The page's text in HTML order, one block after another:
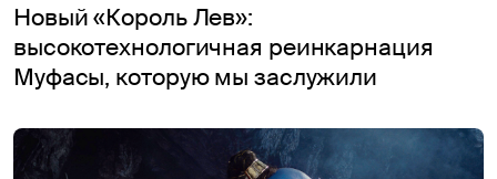
Новый «Король Лев»:
высокотехнологичная реинкарнация
Муфасы, которую мы заслужили